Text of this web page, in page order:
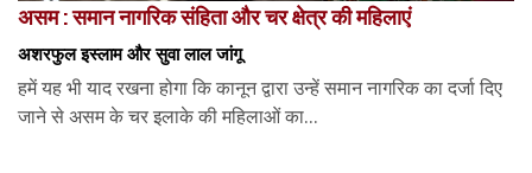
असम : समान नागरिक संहिता और चर क्षेत्र की महिलाएं
अशरफुल इस्लाम और सुवा लाल जांगू
हमें यह भी याद रखना होगा कि कानून द्वारा उन्हें समान नागरिक का दर्जा दिए
जाने से असम के चर इलाके की महिलाओं का...